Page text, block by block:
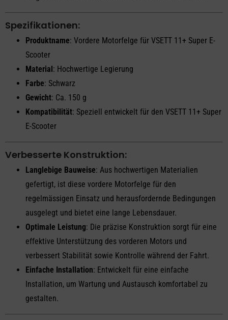
Spezifikationen:
Produktname: Vordere Motorfelge für VSETT 11+ Super E-
Scooter
Material: Hochwertige Legierung
Farbe: Schwarz
Gewicht: Ca. 150 g
Kompatibilität: Speziell entwickelt für den VSETT 11+ Super
E-Scooter
Verbesserte Konstruktion:
Langlebige Bauweise: Aus hochwertigen Materialien
gefertigt, ist diese vordere Motorfelge für den
regelmässigen Einsatz und herausfordernde Bedingungen
ausgelegt und bietet eine lange Lebensdauer.
Optimale Leistung: Die präzise Konstruktion sorgt für eine
effektive Unterstützung des vorderen Motors und
verbessert Stabilität sowie Kontrolle während der Fahrt.
Einfache Installation: Entwickelt für eine einfache
Installation, um Wartung und Austausch komfortabel zu
gestalten.